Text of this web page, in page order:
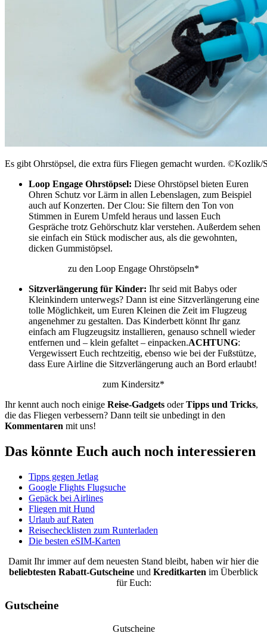
Es gibt Ohrstöpsel, die extra fürs Fliegen gemacht wurden. ©Kozlik/
Loop Engage Ohrstöpsel: Diese Ohrstöpsel bieten Euren
Ohren Schutz vor Lärm in allen Lebenslagen, zum Beispiel
auch auf Konzerten. Der Clou: Sie filtern den Ton von
Stimmen in Eurem Umfeld heraus und lassen Euch
Gespräche trotz Gehörschutz klar verstehen. Außerdem sehen
sie einfach ein Stück modischer aus, als die gewohnten,
dicken Gummistöpsel.
zu den Loop Engage Ohrstöpseln*
Sitzverlängerung für Kinder: Ihr seid mit Babys oder
Kleinkindern unterwegs? Dann ist eine Sitzverlängerung eine
tolle Möglichkeit, um Euren Kleinen die Zeit im Flugzeug
angenehmer zu gestalten. Das Kinderbett könnt Ihr ganz
einfach am Flugzeugsitz installieren, genauso schnell wieder
entfernen und – klein gefaltet – einpacken.ACHTUNG:
Vergewissert Euch rechtzeitig, ebenso wie bei der Fußstütze,
dass Eure Airline die Sitzverlängerung auch an Bord erlaubt!
zum Kindersitz*
Ihr kennt auch noch einige Reise-Gadgets oderTipps und Tricks,
die das Fliegen verbessern? Dann teilt sie unbedingt in den
Kommentaren mit uns!
Das könnte Euch auch noch interessieren
Tipps gegen Jetlag
Google Flights Flugsuche
Gepäck bei Airlines
Fliegen mit Hund
Urlaub auf Raten
Reisechecklisten zum Runterladen
Die besten eSIM-Karten
Damit Ihr immer auf dem neuesten Stand bleibt, haben wir hier die
beliebtesten Rabatt-Gutscheine und Kreditkarten im Überblick
für Euch:
Gutscheine
Gutscheine